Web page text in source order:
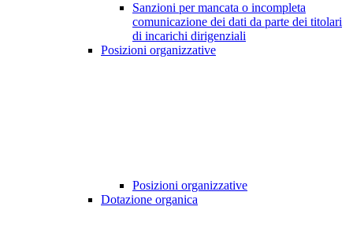
Sanzioni per mancata o incompleta
comunicazione dei dati da parte dei titolari
di incarichi dirigenziali
Posizioni organizzative
Posizioni organizzative
Dotazione organica